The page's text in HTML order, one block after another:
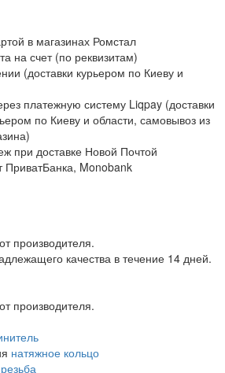
в магазинах Ромстал
на счет (по реквизитам)
(доставки курьером по Киеву и
платежную систему Liqpay (доставки
по Киеву и области, самовывоз из
при доставке Новой Почтой
ПриватБанка, Monobank
производителя.
качества в течение 14 дней.
производителя.
натяжное кольцо